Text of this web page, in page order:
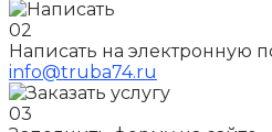
02
Написать на электронную
info@truba74.ru
03